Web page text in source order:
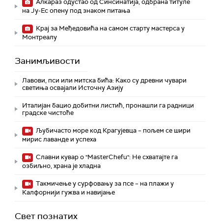
Алкараз одустао од Синсинатија, одбрана титуле
на Ју-Ес опену под знаком питања
Крај за Међедовића на самом старту мастерса у
Монтреалу
Занимљивости
Лавови, пси или митска бића: Како су древни чувари
светиња освајали Источну Азију
Италијан бацио добитни листић, пронашли га радници
градске чистоће
Љубичасто море код Крагујевца – пољем се шири
мирис лаванде и успеха
Славни кувар о "MasterChefu": Не схватајте га
озбиљно, храна је хладна
Такмичење у сурфовању за псе – на плажи у
Калфорнији гужва и навијање
Свет познатих